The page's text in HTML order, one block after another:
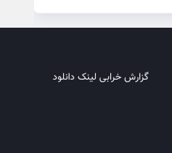
گزارش خرابی لینک دانلود